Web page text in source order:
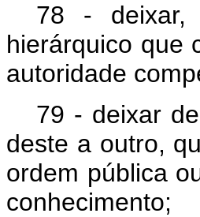
78 - deixar,
hierárquico que
autoridade
79 - deixar
deste a outro,
ordem pública
conhecimento;